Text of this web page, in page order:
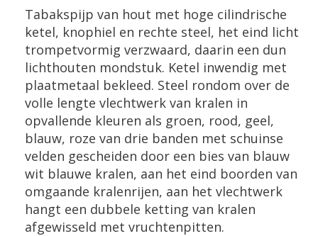
Tabakspijp van hout met hoge cilindrische
ketel, knophiel en rechte steel, het eind licht
trompetvormig verzwaard, daarin een dun
lichthouten mondstuk. Ketel inwendig met
plaatmetaal bekleed. Steel rondom over de
volle lengte vlechtwerk van kralen in
opvallende kleuren als groen, rood, geel,
blauw, roze van drie banden met schuinse
velden gescheiden door een bies van blauw
wit blauwe kralen, aan het eind boorden van
omgaande kralenrijen, aan het vlechtwerk
hangt een dubbele ketting van kralen
afgewisseld met vruchtenpitten.